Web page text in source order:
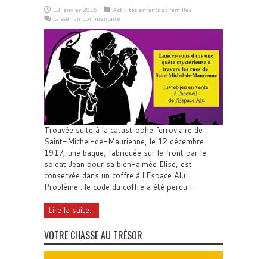
13 janvier 2015
Activités enfants et familles
Laisser un commentaire
Trouvée suite à la catastrophe ferroviaire de
Saint-Michel-de-Maurienne, le 12 décembre
1917, une bague, fabriquée sur le front par le
soldat Jean pour sa bien-aimée Elise, est
conservée dans un coffre à l'Espace Alu.
Problème : le code du coffre a été perdu !
Lire la suite...
VOTRE CHASSE AU TRÉSOR